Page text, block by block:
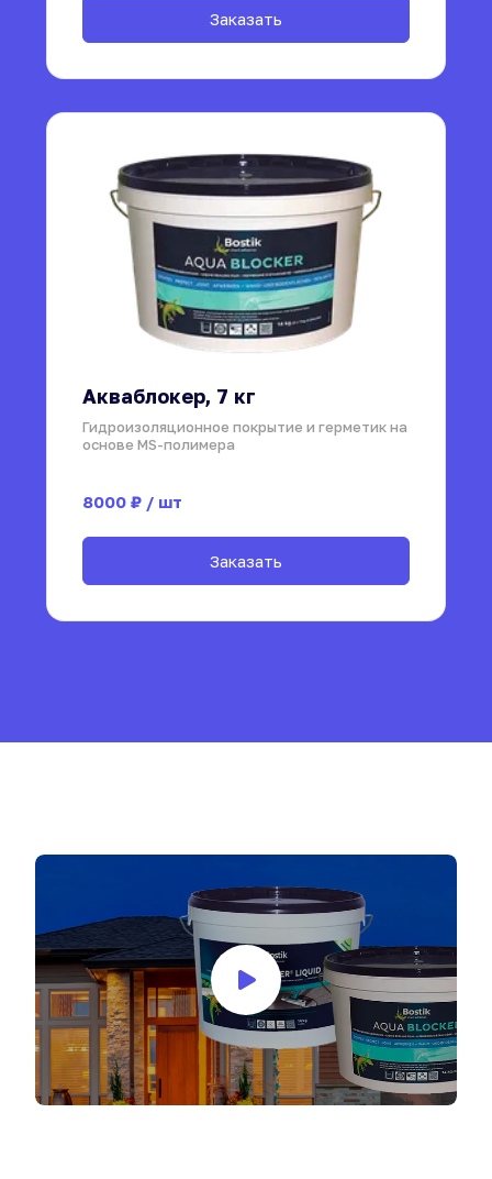
Заказать
Акваблокер, 7 кг
Гидроизоляционное покрытие и герметик на
основе MS-полимера
8000 ₽ / шт
Заказать